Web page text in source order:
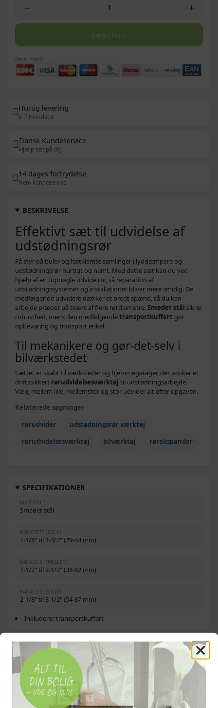
− +
Læg i kurv
Betal med:
Hurtig levering
6-7 Hverdage
Dansk Kundeservice
Hjælp tæt på dig
14 dages fortrydelse
Nem kundeservice
BESKRIVELSE
Effektivt sæt til udvidelse af
udstødningsrør
Få styr på buler og fastklemte samlinger i lyddæmpere og
udstødningsrør hurtigt og nemt. Med dette sæt kan du ved
hjælp af en topnøgle udvide rør, så reparation af
udstødningssystemer og installationer bliver mere smidig. De
medfølgende udvidere dækker et bredt spænd, så du kan
arbejde præcist på tværs af flere rørdiametre.Smedet stål sikrer
robusthed, mens den medfølgendetransportkuffert gør
opbevaring og transport enkel.
Til mekanikere og gør‑det‑selv i
bilværkstedet
Sættet er skabt til værksteder og hjemmegarager, der ønsker et
driftssikkert rørudvidelsesværktøj til udstødningsarbejde.
Vælg mellem lille, mellemstor og stor udvider alt efter opgaven.
Relaterede søgninger
rørudvider
udstødningsrør værktøj
rørudvidelsesværktøj
bilværktøj rørekspander
SPECIFIKATIONER
MATERIALE
Smedet stål
KAPACITET (LILLE)
1-1/8" til 1-3/4" (29-44 mm)
KAPACITET (MELLEM)
1-1/2" til 2-1/2" (38-62 mm)
KAPACITET (STOR)
2-1/8" til 3-1/2" (54-87 mm)
Inkluderer transportkuffert
OFTE STILLEDE SPØRGSMÅL
Hvilke rørstørrelser kan sættet udvide?
Hvordan bruges værktøjet?